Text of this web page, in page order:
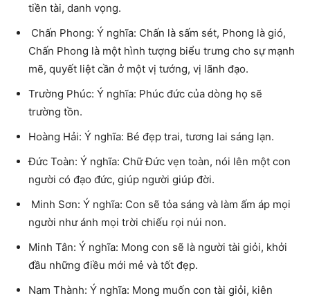
tiền tài, danh vọng.
Chấn Phong: Ý nghĩa: Chấn là sấm sét, Phong là gió,
Chấn Phong là một hình tượng biểu trưng cho sự mạnh
mẽ, quyết liệt cần ở một vị tướng, vị lãnh đạo.
Trường Phúc: Ý nghĩa: Phúc đức của dòng họ sẽ
trường tồn.
Hoàng Hải: Ý nghĩa: Bé đẹp trai, tương lai sáng lạn.
Ðức Toàn: Ý nghĩa: Chữ Đức vẹn toàn, nói lên một con
người có đạo đức, giúp người giúp đời.
Minh Sơn: Ý nghĩa: Con sẽ tỏa sáng và làm ấm áp mọi
người như ánh mọi trời chiếu rọi núi non.
Minh Tân: Ý nghĩa: Mong con sẽ là người tài giỏi, khởi
đầu những điều mới mẻ và tốt đẹp.
Nam Thành: Ý nghĩa: Mong muốn con tài giỏi, kiên